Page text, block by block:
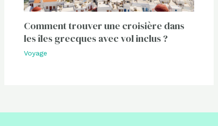
Comment trouver une croisière dans
les îles grecques avec vol inclus ?
Voyage